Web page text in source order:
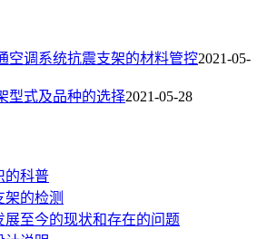
空调系统抗震支架的材料管控2021-05-
型式及品种的选择2021-05-28
的科普
架的检测
展至今的现状和存在的问题